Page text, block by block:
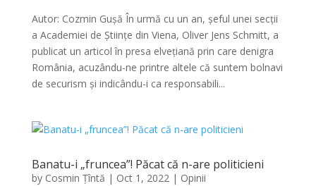
Autor: Cozmin Gușă În urmă cu un an, șeful unei secții
a Academiei de Științe din Viena, Oliver Jens Schmitt, a
publicat un articol în presa elvețiană prin care denigra
România, acuzându-ne printre altele că suntem bolnavi
de securism și indicându-i ca responsabili...
Banatu-i „fruncea”! Păcat că n-are politicieni
by Cosmin Țîntă | Oct 1, 2022| Opinii